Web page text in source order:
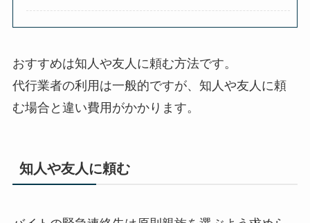
おすすめは知人や友人に頼む方法です。
代行業者の利用は一般的ですが、知人や友人に頼
む場合と違い費用がかかります。
知人や友人に頼む